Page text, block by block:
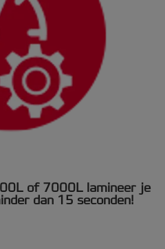
of 7000L lamineer je
dan 15 seconden!